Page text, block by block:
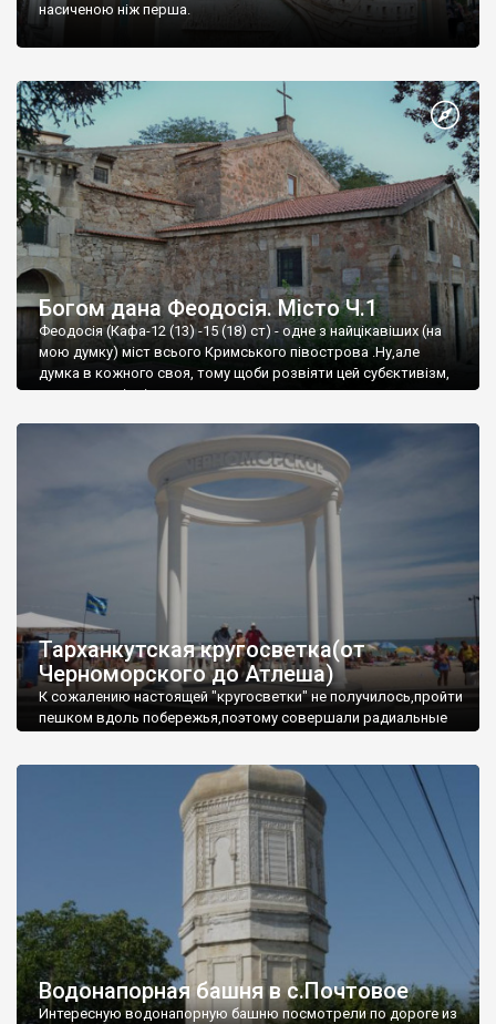
насиченою ніж перша.
Богом дана Феодосія. Місто Ч.1
Феодосія (Кафа-12 (13) -15 (18) ст) - одне з найцікавіших (на
мою думку) міст всього Кримського півострова .Ну,але
думка в кожного своя, тому щоби розвіяти цей субєктивізм,
запрошую відвідати це
Тарханкутская кругосветка(от
Черноморского до Атлеша)
К сожалению настоящей "кругосветки" не получилось,пройти
пешком вдоль побережья,поэтому совершали радиальные
Водонапорная башня в с.Почтовое
Интересную водонапорную башню посмотрели по дороге из